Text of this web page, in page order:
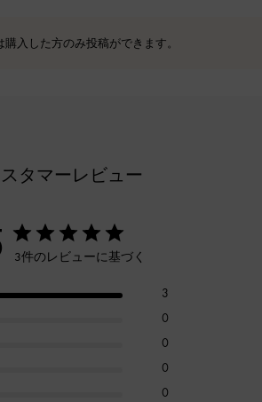
購入した方のみ投稿ができます。
タマーレビュー
3件のレビューに基づく
3
0
0
0
0